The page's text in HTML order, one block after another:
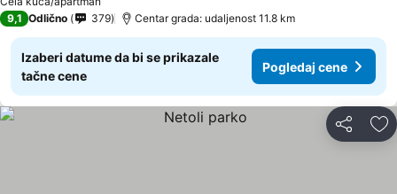
9,1 Odlično 379 Centar grada: udaljenost 11.8 km
Izaberi datume da bi se prikazale
tačne cene
Pogledaj cene
Deli